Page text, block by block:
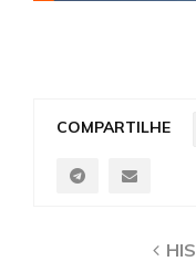
COMPARTILHE